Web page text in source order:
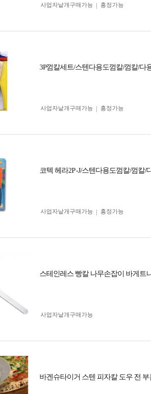
사업자 낱개구매가능 흥정가능
3P껌칼세트/스텐다용도껌칼/껌칼/다
사업자 낱개구매가능 흥정가능
코텍 헤라2P -J/스텐다용도껌칼/껌칼/
사업자 낱개구매가능 흥정가능
스테인레스 빵칼 나무손잡이 바게트
사업자 낱개구매가능
바겐슈타이거 스텐 피자칼 도우 전